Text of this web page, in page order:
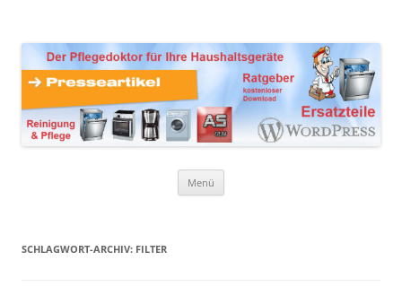
Haushaltsgeräte
Reinigungsprodukte und Pflegemittel
Menü
SCHLAGWORT-ARCHIV: FILTER